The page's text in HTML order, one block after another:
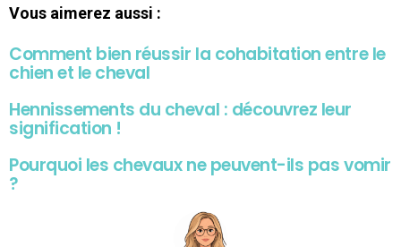
Vous aimerez aussi :
Comment bien réussir la cohabitation entre le
chien et le cheval
Hennissements du cheval : découvrez leur
signification !
Pourquoi les chevaux ne peuvent-ils pas vomir
?